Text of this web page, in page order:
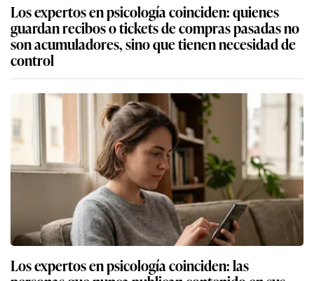
Los expertos en psicología coinciden: quienes
guardan recibos o tickets de compras pasadas no
son acumuladores, sino que tienen necesidad de
control
Los expertos en psicología coinciden: las